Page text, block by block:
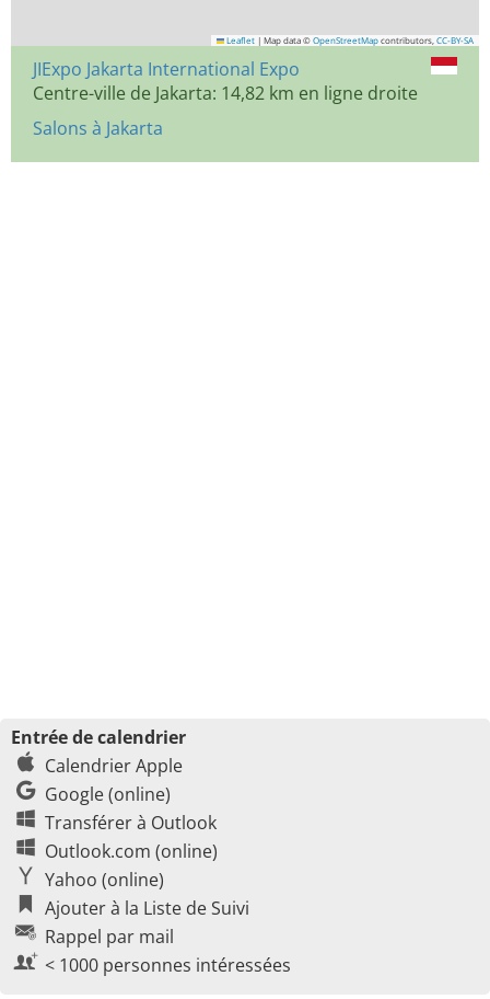
Leaflet | Map data © OpenStreetMap contributors, CC-BY-SA
JIExpo Jakarta International Expo
Centre-ville de Jakarta: 14,82 km en ligne droite
Salons à Jakarta
Entrée de calendrier
Calendrier Apple
Google (online)
Transférer à Outlook
Outlook.com (online)
Yahoo (online)
Ajouter à la Liste de Suivi
Rappel par mail
< 1000 personnes intéressées